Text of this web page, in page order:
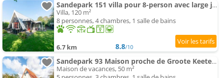
Sandepark 151 villa pour 8-person avec large jardin
Villa, 120 m²
8 personnes, 4 chambres, 1 salle de bains
6.7 km 8.8/10
Sandepark 93 Maison proche de Groote Keeten plage
Maison de vacances, 50 m²